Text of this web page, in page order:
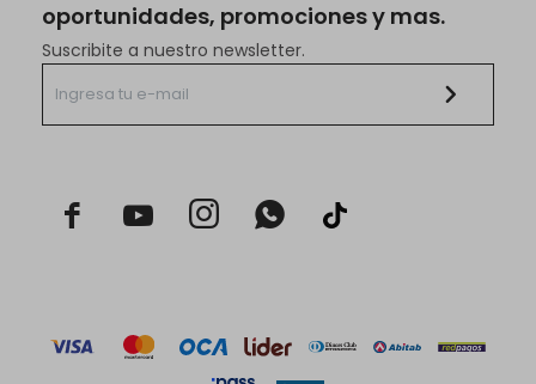
oportunidades, promociones y mas.
Suscribite a nuestro newsletter.
  